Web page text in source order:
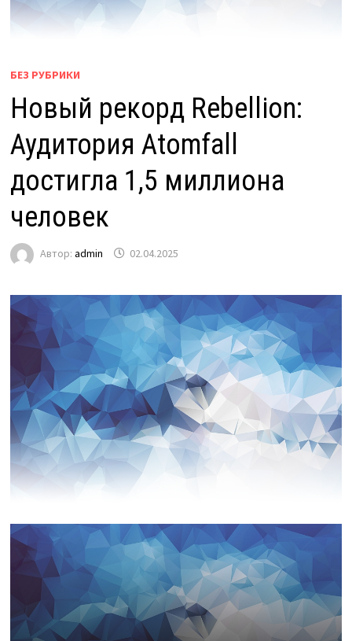
БЕЗ РУБРИКИ
Новый рекорд Rebellion:
Аудитория Atomfall
достигла 1,5 миллиона
человек
Автор: admin 02.04.2025